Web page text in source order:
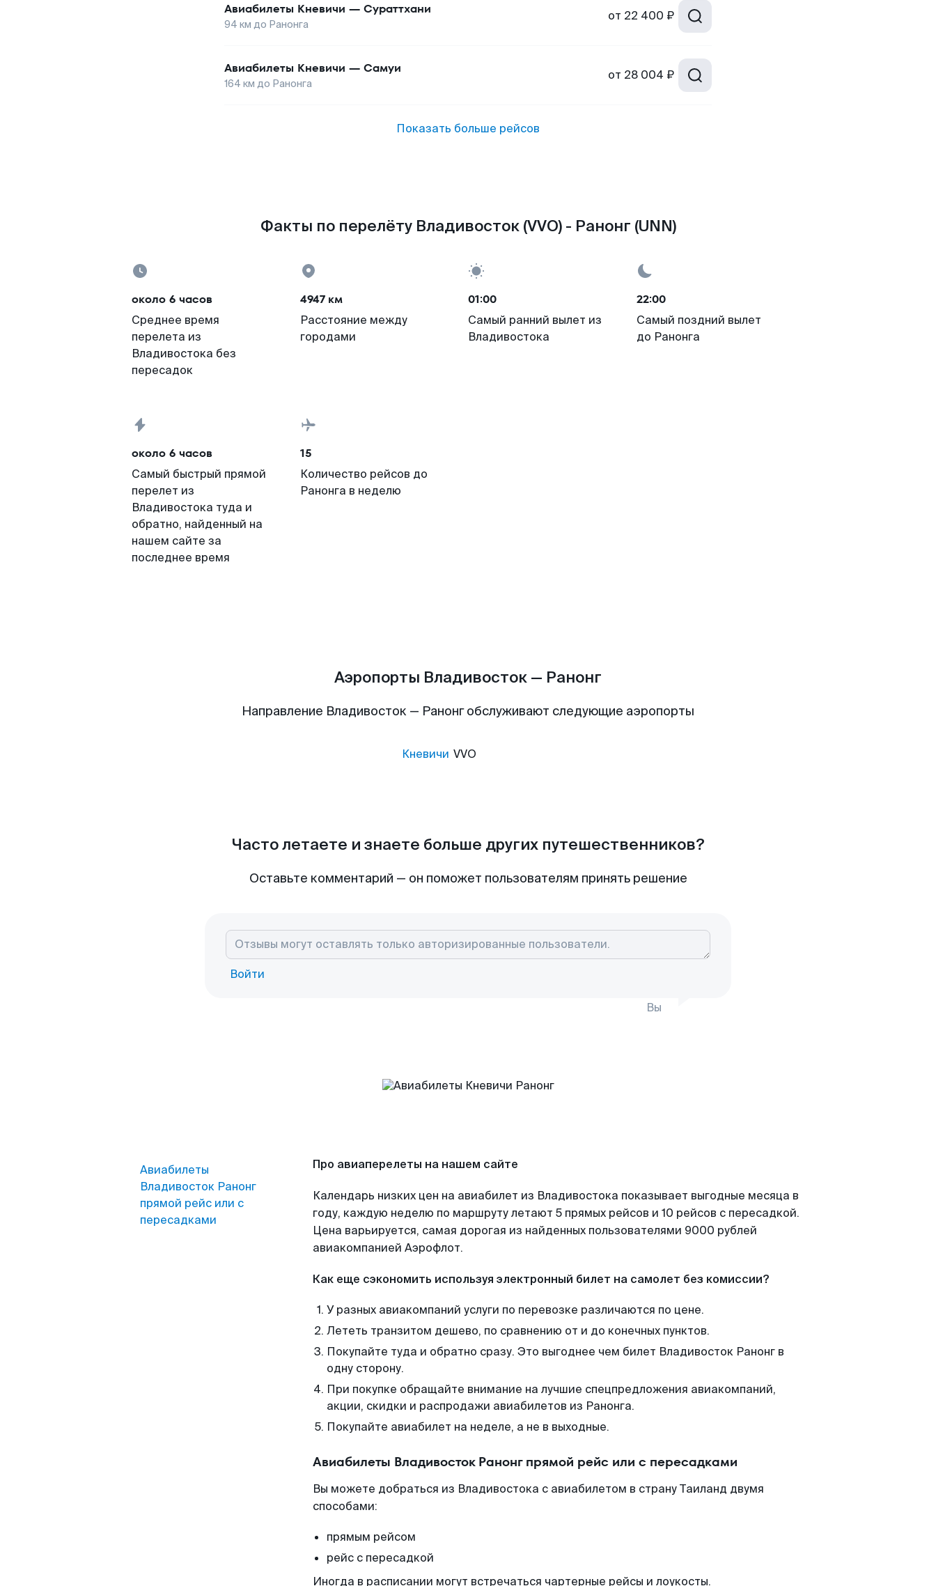
Авиабилеты Кневичи — Сураттхани
94 км до Ранонга
от 22 400 ₽
Авиабилеты Кневичи — Самуи
164 км до Ранонга
от 28 004 ₽
Показать больше рейсов
Факты по перелёту Владивосток (VVO) - Ранонг (UNN)
около 6 часов
Среднее время
перелета из
Владивостока без
пересадок
4947 км
Расстояние между
городами
01:00
Самый ранний вылет из
Владивостока
22:00
Самый поздний вылет
до Ранонга
около 6 часов
Самый быстрый прямой
перелет из
Владивостока туда и
обратно, найденный на
нашем сайте за
последнее время
15
Количество рейсов до
Ранонга в неделю
Аэропорты Владивосток — Ранонг
Направление Владивосток — Ранонг обслуживают следующие аэропорты
Кневичи VVO
Часто летаете и знаете больше других путешественников?
Оставьте комментарий — он поможет пользователям принять решение
Войти
Вы
Авиабилеты
Владивосток Ранонг
прямой рейс или с
пересадками
Про авиаперелеты на нашем сайте
Календарь низких цен на авиабилет из Владивостока показывает выгодные месяца в
году, каждую неделю по маршруту летают 5 прямых рейсов и 10 рейсов с пересадкой.
Цена варьируется, самая дорогая из найденных пользователями 9000 рублей
авиакомпанией Аэрофлот.
Как еще сэкономить используя электронный билет на самолет без комиссии?
У разных авиакомпаний услуги по перевозке различаются по цене.
Лететь транзитом дешево, по сравнению от и до конечных пунктов.
Покупайте туда и обратно сразу. Это выгоднее чем билет Владивосток Ранонг в
одну сторону.
При покупке обращайте внимание на лучшие спецпредложения авиакомпаний,
акции, скидки и распродажи авиабилетов из Ранонга.
Покупайте авиабилет на неделе, а не в выходные.
Авиабилеты Владивосток Ранонг прямой рейс или с пересадками
Вы можете добраться из Владивостока с авиабилетом в страну Таиланд двумя
способами:
прямым рейсом
рейс с пересадкой
Иногда в расписании могут встречаться чартерные рейсы и лоукосты.